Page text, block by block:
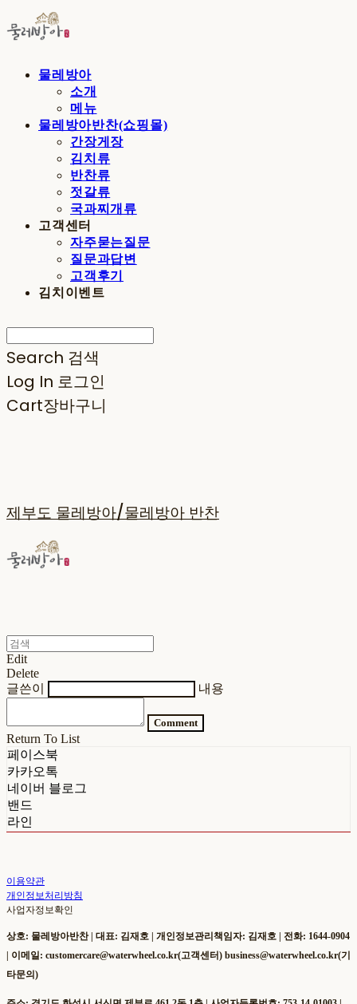
물레방아
소개
메뉴
물레방아반찬(쇼핑몰)
간장게장
김치류
반찬류
젓갈류
국과찌개류
고객센터
자주묻는질문
질문과답변
고객후기
김치이벤트
Search 검색
Log In 로그인
Cart장바구니
제부도 물레방아/물레방아 반찬
Edit
Delete
글쓴이
내용
Comment
Return To List
페이스북
카카오톡
네이버 블로그
밴드
라인
이용약관
개인정보처리방침
사업자정보확인
상호: 물레방아반찬 | 대표: 김재호 | 개인정보관리책임자: 김재호 | 전화: 1644-0904
| 이메일: customercare@waterwheel.co.kr(고객센터) business@waterwheel.co.kr(기
타문의)